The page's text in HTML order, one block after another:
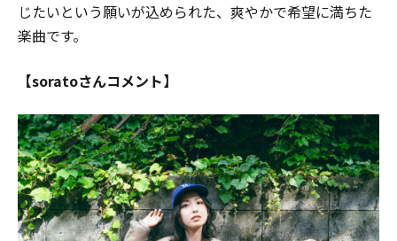
じたいという願いが込められた、爽やかで希望に満ちた
楽曲です。
【soratoさんコメント】